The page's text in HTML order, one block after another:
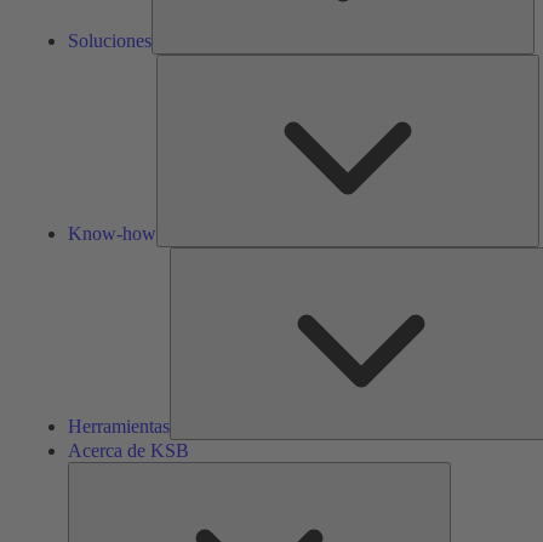
Soluciones
Know-how
Herramientas
Acerca de KSB